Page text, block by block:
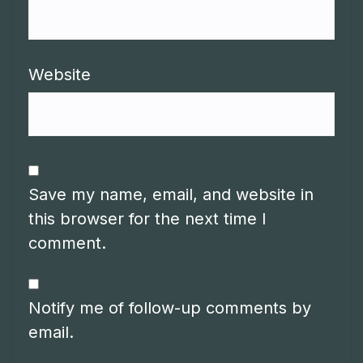
Website
Save my name, email, and website in
this browser for the next time I
comment.
Notify me of follow-up comments by
email.